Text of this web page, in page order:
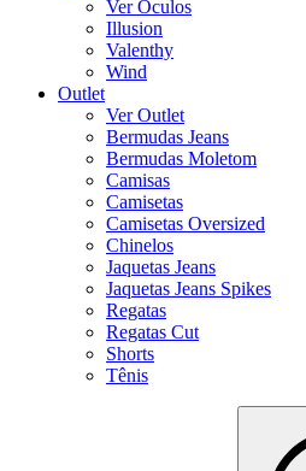
Ver Óculos
Illusion
Valenthy
Wind
Outlet
Ver Outlet
Bermudas Jeans
Bermudas Moletom
Camisas
Camisetas
Camisetas Oversized
Chinelos
Jaquetas Jeans
Jaquetas Jeans Spikes
Regatas
Regatas Cut
Shorts
Tênis